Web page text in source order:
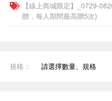
【線上商城限定】_0729-
贈，每人期間最高贈5次)
規格： 請選擇數量、規格